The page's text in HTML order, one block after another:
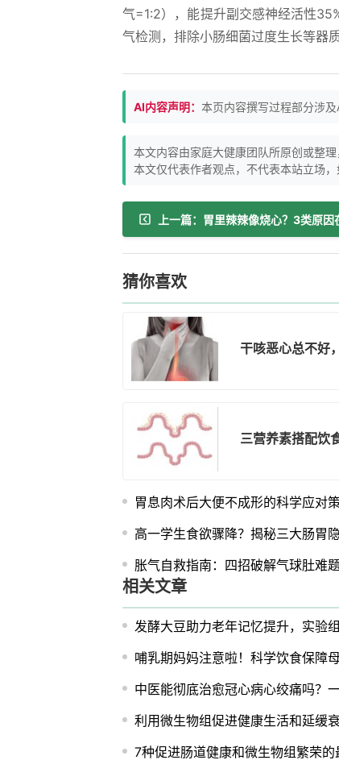
气=1:2），能提升副交感神经活性
气检测，排除小肠细菌过度生长等器质
AI内容声明： 本页内容撰写过程部分涉
本文内容由家庭大健康团队所原创或整
本文仅代表作者观点，不代表本站立场，
猜你喜欢
干咳恶心总不好
三营养素搭配饮
胃息肉术后大便不成形的科学应对
高一学生食欲骤降？揭秘三大肠胃
胀气自救指南：四招破解气球肚难
相关文章
发酵大豆助力老年记忆提升，实验
哺乳期妈妈注意啦！科学饮食保障母
中医能彻底治愈冠心病心绞痛吗？
利用微生物组促进健康生活和延缓
7种促进肠道健康和微生物组繁荣的